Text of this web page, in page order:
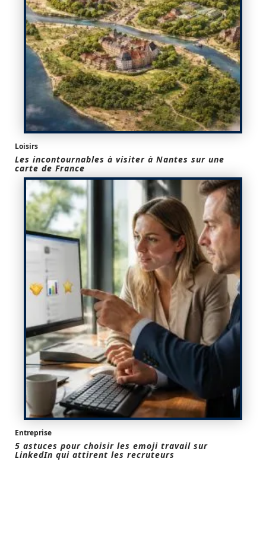
Loisirs
Les incontournables à visiter à Nantes sur une
carte de France
Entreprise
5 astuces pour choisir les emoji travail sur
LinkedIn qui attirent les recruteurs